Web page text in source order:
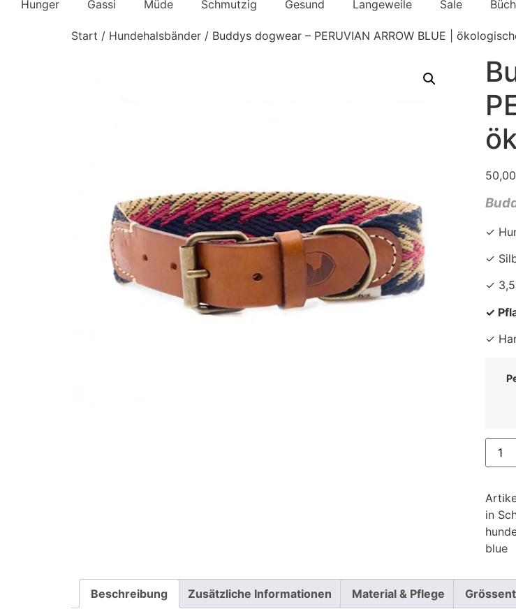
Hunger Gassi Müde Schmutzig Gesund Langeweile Sale
Start / Hundehalsbänder / Buddys dogwear – PERUVIAN ARROW BLUE |
50,00
✓
✓
✓
✓
✓
in
blue
Beschreibung Zusätzliche Informationen Material & Pflege